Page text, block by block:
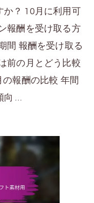
？ 10月に利用可
報酬を受け取る方
間 報酬を受け取る
前の月とどう比較
報酬の比較 年間
向 …